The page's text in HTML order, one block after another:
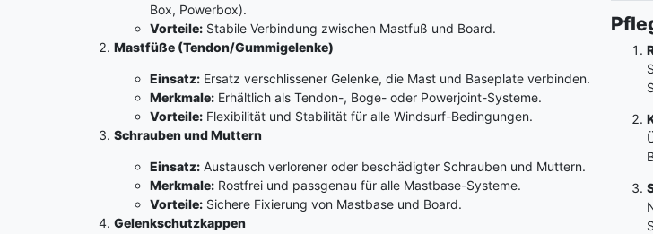
Box, Powerbox).
Vorteile: Stabile Verbindung zwischen Mastfuß und Board.
Mastfüße (Tendon/Gummigelenke)
Einsatz: Ersatz verschlissener Gelenke, die Mast und Baseplate verbinden.
Merkmale: Erhältlich als Tendon-, Boge- oder Powerjoint-Systeme.
Vorteile: Flexibilität und Stabilität für alle Windsurf-Bedingungen.
Schrauben und Muttern
Einsatz: Austausch verlorener oder beschädigter Schrauben und Muttern.
Merkmale: Rostfrei und passgenau für alle Mastbase-Systeme.
Vorteile: Sichere Fixierung von Mastbase und Board.
Gelenkschutzkappen